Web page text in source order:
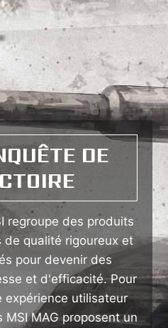
DE
regroupe des produits
qualité rigoureux et
pour devenir des
et d'efficacité. Pour
expérience utilisateur
MAG proposent un